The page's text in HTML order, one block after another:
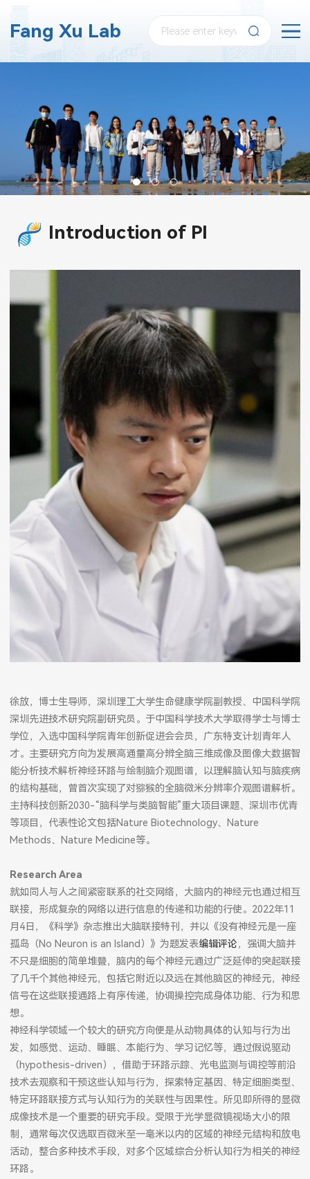
Fang Xu Lab
Introduction of PI
徐放，博士生导师，深圳理工大学生命健康学院副教授、中国科学院
深圳先进技术研究院副研究员。于中国科学技术大学取得学士与博士
学位，入选中国科学院青年创新促进会会员，广东特支计划青年人
才。主要研究方向为发展高通量高分辨全脑三维成像及图像大数据智
能分析技术解析神经环路与绘制脑介观图谱，以理解脑认知与脑疾病
的结构基础，曾首次实现了对猕猴的全脑微米分辨率介观图谱解析。
主持科技创新2030-“脑科学与类脑智能”重大项目课题、深圳市优青
等项目，代表性论文包括Nature Biotechnology、Nature
Methods、Nature Medicine等。
Research Area
就如同人与人之间紧密联系的社交网络，大脑内的神经元也通过相互
联接，形成复杂的网络以进行信息的传递和功能的行使。2022年11
月4日，《科学》杂志推出大脑联接特刊，并以《没有神经元是一座
孤岛（No Neuron is an Island）》为题发表编辑评论，强调大脑并
不只是细胞的简单堆叠，脑内的每个神经元通过广泛延伸的突起联接
了几千个其他神经元，包括它附近以及远在其他脑区的神经元，神经
信号在这些联接通路上有序传递，协调操控完成身体功能、行为和思
想。
神经科学领域一个较大的研究方向便是从动物具体的认知与行为出
发，如感觉、运动、睡眠、本能行为、学习记忆等，通过假说驱动
（hypothesis-driven），借助于环路示踪、光电监测与调控等前沿
技术去观察和干预这些认知与行为，探索特定基因、特定细胞类型、
特定环路联接方式与认知行为的关联性与因果性。所见即所得的显微
成像技术是一个重要的研究手段。受限于光学显微镜视场大小的限
制，通常每次仅选取百微米至一毫米以内的区域的神经元结构和放电
活动，整合多种技术手段，对多个区域综合分析认知行为相关的神经
环路。